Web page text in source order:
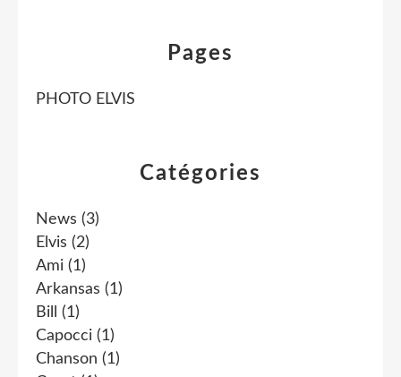
Catégories
News (3)
Elvis (2)
Ami (1)
Arkansas (1)
Bill
(1)
Capocci (1)
Chanson (1)
Pages
PHOTO ELVIS